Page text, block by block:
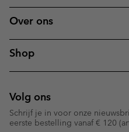
Over ons
Shop
Volg ons
Schrijf je in voor onze
eerste bestelling vanaf € 120